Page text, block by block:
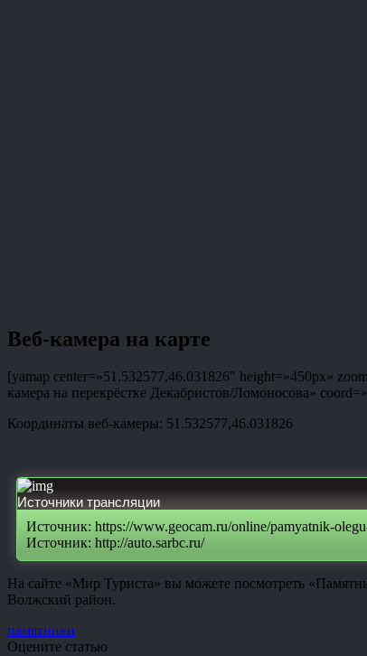
Веб-камера на карте
[yamap center=»51.532577,46.031826″ height=»450px»
камера на перекрёстке Декабристов/Ломоносова»
Координаты веб-камеры: 51.532577,46.031826
Источники трансляции
Источник: https://www.geocam.ru/online/pamyatnik-
Источник: http://auto.sarbc.ru/
На сайте «Мир Туриста» вы можете посмотреть
Волжский район.
памятники
Оцените статью